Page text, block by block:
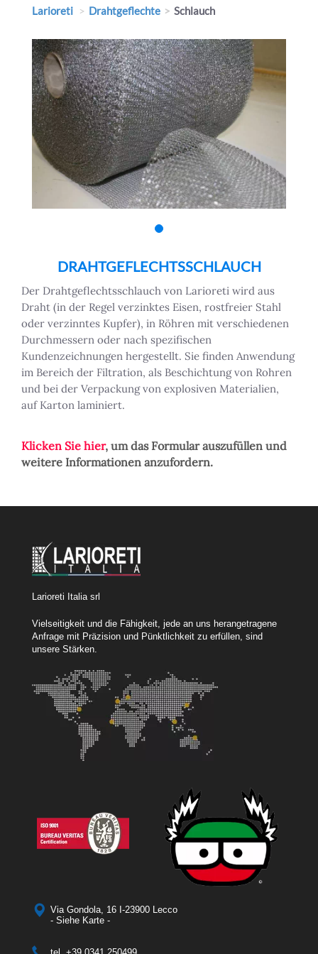
Larioreti Drahtgeflechte Schlauch
DRAHTGEFLECHTSSCHLAUCH
Der Drahtgeflechtsschlauch von Larioreti wird aus
Draht (in der Regel verzinktes Eisen, rostfreier Stahl
oder verzinntes Kupfer), in Röhren mit verschiedenen
Durchmessern oder nach spezifischen
Kundenzeichnungen hergestellt. Sie finden Anwendung
im Bereich der Filtration, als Beschichtung von Rohren
und bei der Verpackung von explosiven Materialien,
auf Karton laminiert.
Klicken Sie hier, um das Formular auszufüllen und
weitere Informationen anzufordern.
Larioreti Italia srl
Vielseitigkeit und die Fähigkeit, jede an uns herangetragene
Anfrage mit Präzision und Pünktlichkeit zu erfüllen, sind
unsere Stärken.
Via Gondola, 16 I-23900 Lecco
- Siehe Karte -